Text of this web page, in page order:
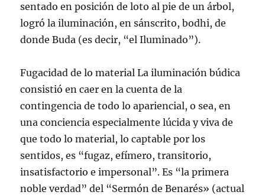
sentado en posición de loto al pie de un árbol,
logró la iluminación, en sánscrito, bodhi, de
donde Buda (es decir, “el Iluminado”).
Fugacidad de lo material La iluminación búdica
consistió en caer en la cuenta de la
contingencia de todo lo apariencial, o sea, en
una conciencia especialmente lúcida y viva de
que todo lo material, lo captable por los
sentidos, es “fugaz, efímero, transitorio,
insatisfactorio e impersonal”. Es “la primera
noble verdad” del “Sermón de Benarés» (actual